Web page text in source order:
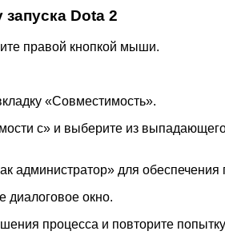
Dota 2
правой кнопкой мыши.
«Совместимость».
с» и выберите из
администратор» для обеспечения
диалоговое окно.
процесса и повторите